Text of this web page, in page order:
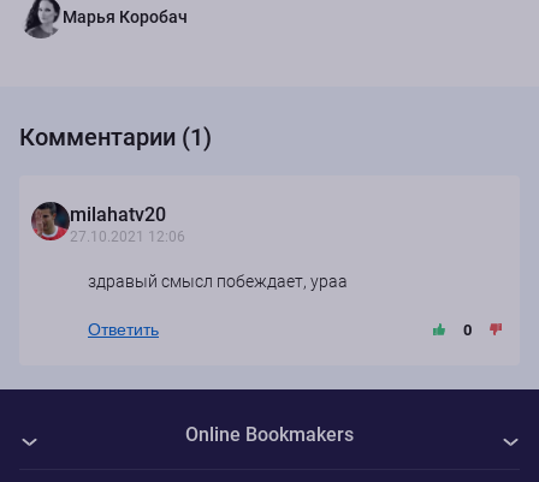
Марья Коробач
Комментарии (1)
milahatv20
27.10.2021 12:06
здравый смысл побеждает, ураа
Ответить 0
Online Bookmakers